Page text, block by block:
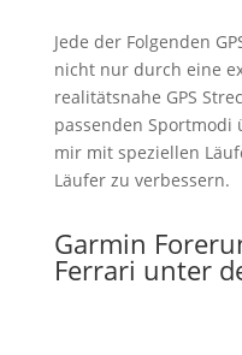
Jede der Folgenden
nicht nur durch eine
realitätsnahe GPS
passenden Sportmodi
mir mit speziellen
Läufer zu verbessern.
Garmin
Ferrari unter